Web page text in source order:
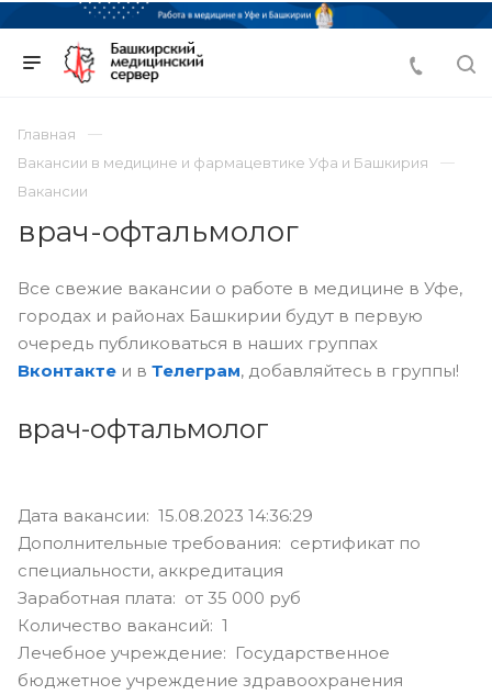
Главная
Вакансии в медицине и фармацевтике Уфа и Башкирия
Вакансии
врач-офтальмолог
Все свежие вакансии о работе в медицине в Уфе,
городах и районах Башкирии будут в первую
очередь публиковаться в наших группах
Вконтакте и в Телеграм, добавляйтесь в группы!
врач-офтальмолог
Дата вакансии: 15.08.2023 14:36:29
Дополнительные требования: сертификат по
специальности, аккредитация
Заработная плата: от 35 000 руб
Количество вакансий: 1
Лечебное учреждение: Государственное
бюджетное учреждение здравоохранения